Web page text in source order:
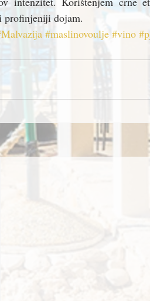
profinjeniji dojam.
#maslinovoulje #vino